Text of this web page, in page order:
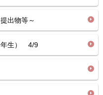
提出物等～
年生） 4/9